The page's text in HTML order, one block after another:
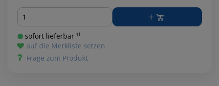
Menge
sofort lieferbar ¹⁾
auf die Merkliste setzen
Frage zum Produkt